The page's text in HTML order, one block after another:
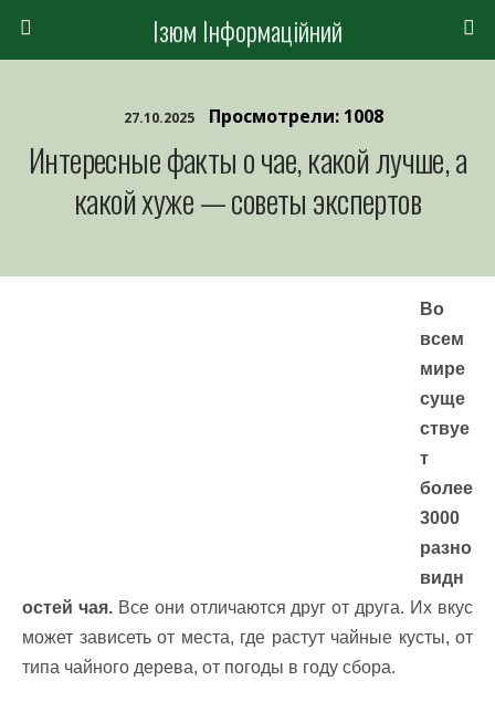
Ізюм Інформаційний
27.10.2025 Просмотрели: 1008
Интересные факты о чае, какой лучше, а
какой хуже — советы экспертов
Во
всем
мире
суще
ствуе
т
более
3000
разно
видн
остей чая.Все они отличаются друг от друга. Их вкус
может зависеть от места, где растут чайные кусты, от
типа чайного дерева, от погоды в году сбора.